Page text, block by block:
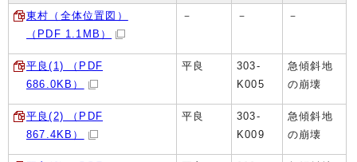
東村（全体位置図）
（PDF 1.1MB）
－ － －
平良(1) （PDF
686.0KB）
平良
303-
K005
急傾斜地
の崩壊
平良(2) （PDF
867.4KB）
平良
303-
K009
急傾斜地
の崩壊